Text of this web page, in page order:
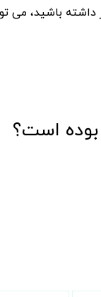
باشید، می
بوده است؟